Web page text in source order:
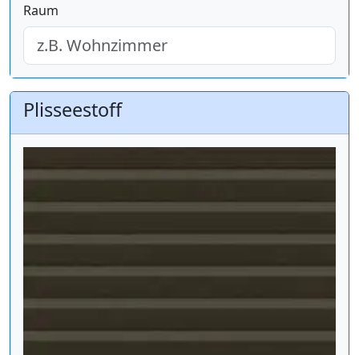
Raum
Plisseestoff